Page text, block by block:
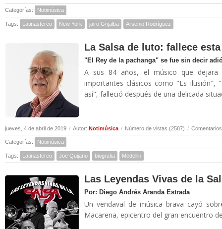
Categorías: Notimúsica
Tags: Latinastereo New York jairo Grijalba Arsenio Rodríguez
La Salsa de luto: fallece
"El Rey de la pachanga" se fue sin decir
A sus 84 años, el músico que
importantes clásicos como "Es ilusión",
así", falleció después de una delicada
jueves, 4 de abril de 2019 / Autor: Notimúsica / Número de vistas (2587) /
Categorías: Notimúsica
Tags: Latinastereo Joe Quijano biografia Medellin
Las Leyendas Vivas de la
Por: Diego Andrés Aranda Estrada
Un vendaval de música brava cayó
Macarena, epicentro del gran encuentro